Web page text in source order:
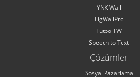
YNK Wall
LigWallPro
FutbolTW
Speech to Text
Çözümler
Sosyal Pazarlama